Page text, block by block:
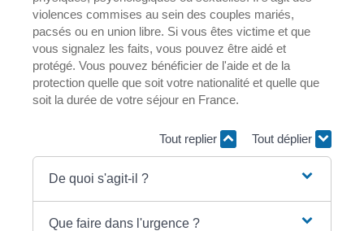
violences commises au sein des couples mariés,
pacsés ou en union libre. Si vous êtes victime et que
vous signalez les faits, vous pouvez être aidé et
protégé. Vous pouvez bénéficier de l'aide et de la
protection quelle que soit votre nationalité et quelle que
soit la durée de votre séjour en France.
Tout replier Tout déplier
De quoi s'agit-il ?
Que faire dans l'urgence ?